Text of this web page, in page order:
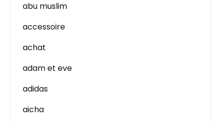
abu muslim
accessoire
achat
adam et eve
adidas
aicha